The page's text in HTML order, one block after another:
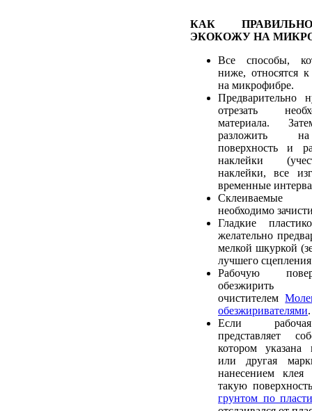
КАК
ЭКОКОЖУ НА
Все способы,
ниже, относятся
на микрофибре.
Предварительно
отрезать
материала.
разложить
поверхность и
наклейки
наклейки, все
временные
необходимо
Гладкие
желательно
мелкой шкуркой
лучшего
Рабочую
обезжирить
очистителем
обезжиривателями.
Если
представляет
котором указана
или другая
нанесением клея
такую
грунтом по